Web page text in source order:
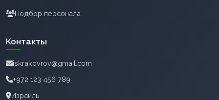
Подбор персонала
Контакты
iskrakovrov@gmail.com
+972 123 456 789
Израиль